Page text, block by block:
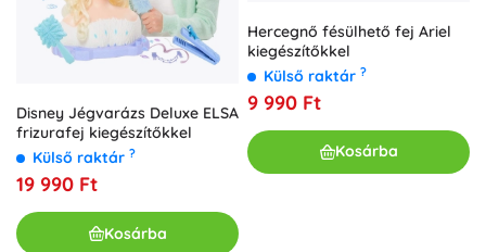
Disney Jégvarázs Deluxe ELSA
frizurafej kiegészítőkkel
Külső raktár ?
19 990 Ft
Kosárba
Hercegnő fésülhető fej Ariel
kiegészítőkkel
Külső raktár ?
9 990 Ft
Kosárba